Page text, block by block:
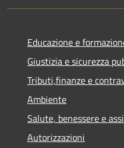
Educazione e
Giustizia e sicurezza
Tributi,finanze e
Ambiente
Salute, benessere e
Autorizzazioni